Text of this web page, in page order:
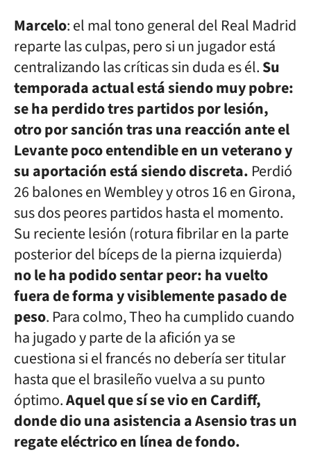
Marcelo: el mal tono general del Real Madrid
reparte las culpas, pero si un jugador está
centralizando las críticas sin duda es él.Su
temporada actual está siendo muy pobre:
se ha perdido tres partidos por lesión,
otro por sanción tras una reacción ante el
Levante poco entendible en un veterano y
su aportación está siendo discreta. Perdió
26 balones en Wembley y otros 16 en Girona,
sus dos peores partidos hasta el momento.
Su reciente lesión (rotura fibrilar en la parte
posterior del bíceps de la pierna izquierda)
no le ha podido sentar peor: ha vuelto
fuera de forma y visiblemente pasado de
peso. Para colmo, Theo ha cumplido cuando
ha jugado y parte de la afición ya se
cuestiona si el francés no debería ser titular
hasta que el brasileño vuelva a su punto
óptimo.Aquel que sí se vio en Cardiff,
donde dio una asistencia a Asensio tras un
regate eléctrico en línea de fondo.